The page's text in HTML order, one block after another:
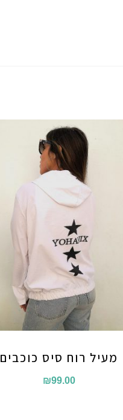
מעיל רוח סיס כוכבים
₪99.00